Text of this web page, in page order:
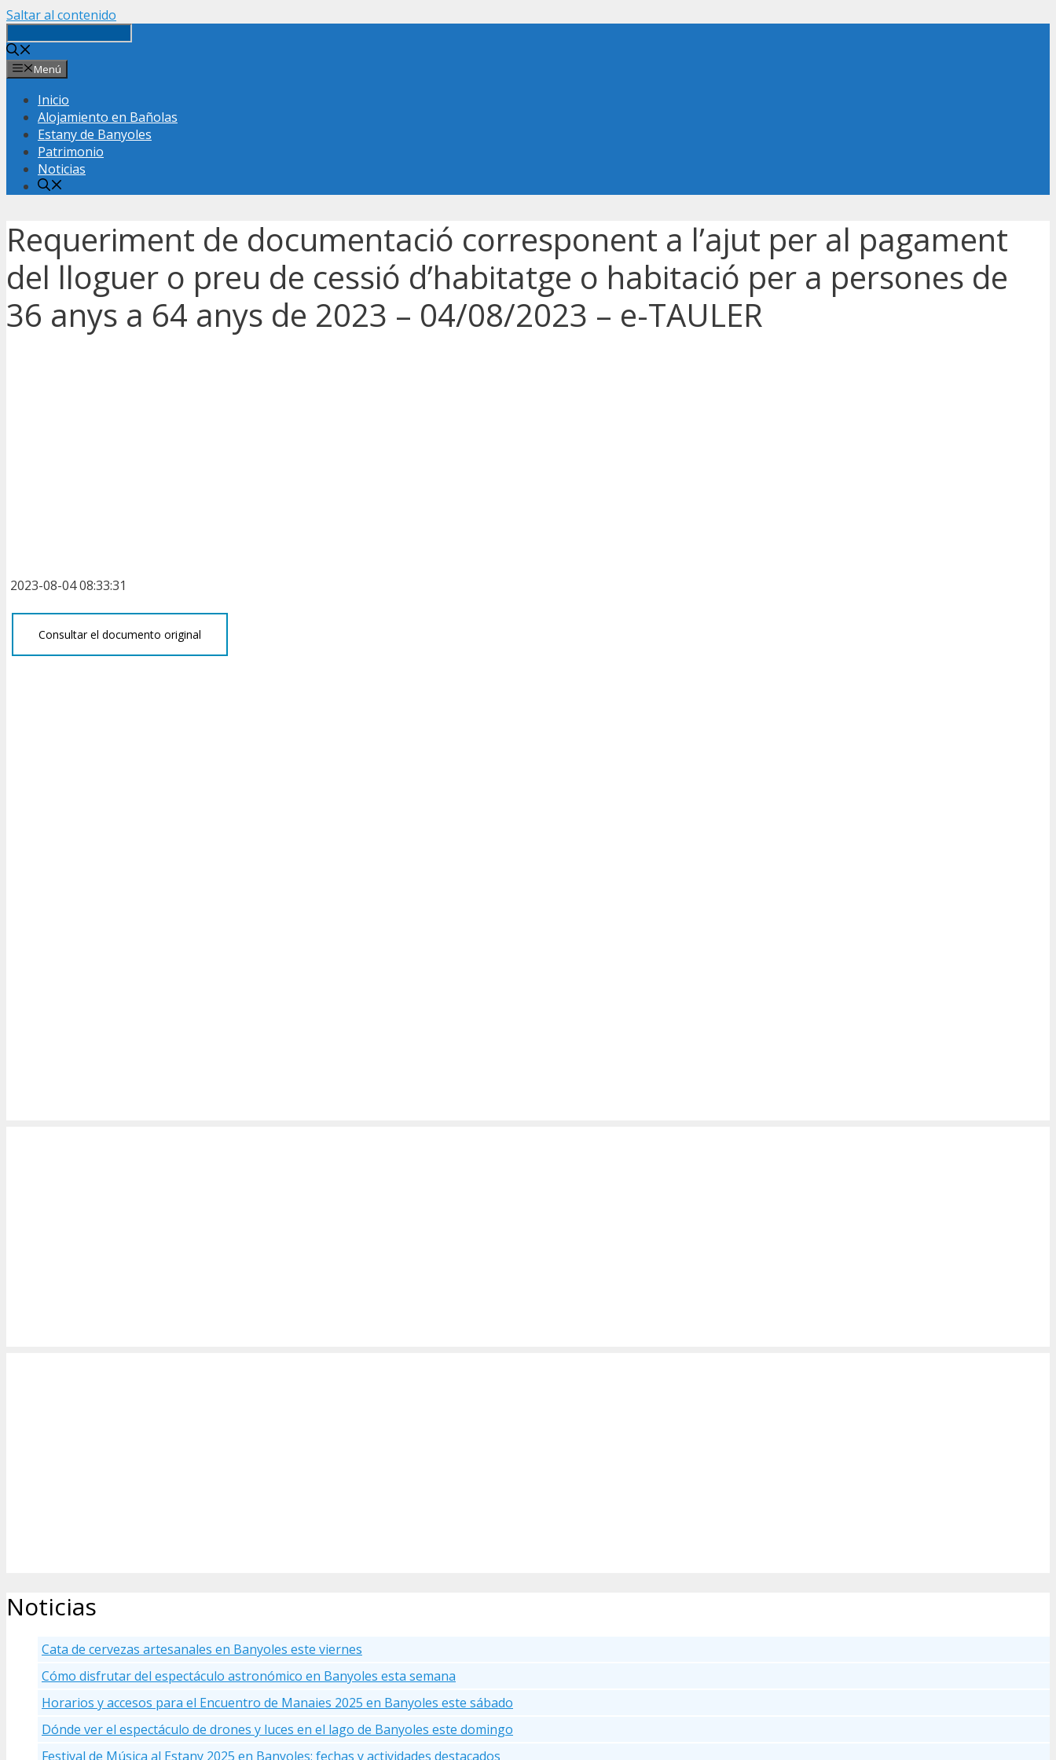
Saltar al contenido
Menú
Inicio
Alojamiento en Bañolas
Estany de Banyoles
Patrimonio
Noticias
Requeriment de documentació corresponent a l’ajut per al pagament
del lloguer o preu de cessió d’habitatge o habitació per a persones de
36 anys a 64 anys de 2023 – 04/08/2023 – e-TAULER
2023-08-04 08:33:31
Consultar el documento original
Noticias
Cata de cervezas artesanales en Banyoles este viernes
Cómo disfrutar del espectáculo astronómico en Banyoles esta semana
Horarios y accesos para el Encuentro de Manaies 2025 en Banyoles este sábado
Dónde ver el espectáculo de drones y luces en el lago de Banyoles este domingo
Festival de Música al Estany 2025 en Banyoles: fechas y actividades destacados